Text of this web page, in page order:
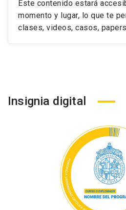
Este contenido estará
momento y lugar, lo que te
clases, videos, casos,
Insignia digital